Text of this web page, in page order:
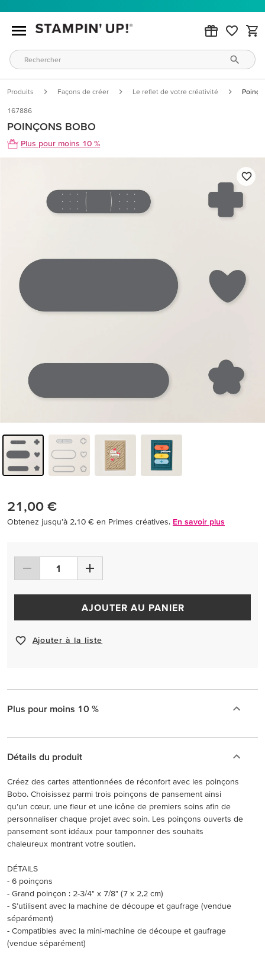
Produits Façons de créer Le reflet de votre créativité
167886
POINÇONS BOBO
Plus pour moins 10 %
21,00 €
Obtenez jusqu’à 2,10 € en Primes créatives. En savoir plus
AJOUTER AU PANIER
Ajouter à la liste
Plus pour moins 10 %
Détails du produit
Créez des cartes attentionnées de réconfort avec les poinçons
Bobo. Choisissez parmi trois poinçons de pansement ainsi
qu’un cœur, une fleur et une icône de premiers soins afin de
personnaliser chaque projet avec soin. Les poinçons ouverts de
pansement sont idéaux pour tamponner des souhaits
chaleureux montrant votre soutien.
DÉTAILS
- 6 poinçons
- Grand poinçon : 2-3/4" x 7/8" (7 x 2,2 cm)
- S’utilisent avec la machine de découpe et gaufrage (vendue
séparément)
- Compatibles avec la mini-machine de découpe et gaufrage
(vendue séparément)